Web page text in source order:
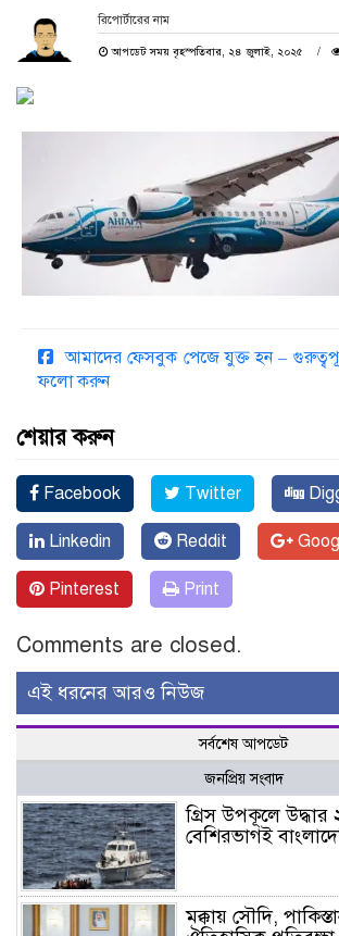
রিপোর্টারের নাম
আপডেট সময় বৃহস্পতিবার, ২৪ জুলাই, ২০২৫
আমাদের ফেসবুক পেজে যুক্ত হন –
ফলো করুন
শেয়ার করুন
Facebook Twitter
Linkedin Reddit
Pinterest Print
Comments are closed.
এই ধরনের আরও নিউজ
সর্বশেষ আপডেট
জনপ্রিয় সংবাদ
গ্রিস উপকূলে উদ্ধার
বেশিরভাগই
মক্কায় সৌদি,